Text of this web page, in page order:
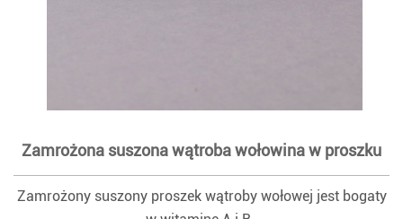
Zamrożona suszona wątroba wołowina w proszku
Zamrożony suszony proszek wątroby wołowej jest bogaty